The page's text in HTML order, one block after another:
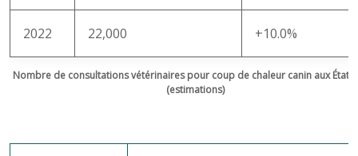
Nombre de consultations vétérinaires pour coup de chaleur canin aux
(estimations)
2022 22,000 +10.0%